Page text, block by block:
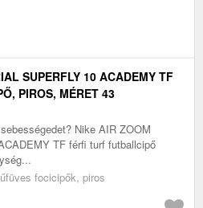
SUPERFLY 10 ACADEMY TF
PIROS, MÉRET 43
Nike AIR ZOOM
TF férfi turf futballcipő
focicipők, piros